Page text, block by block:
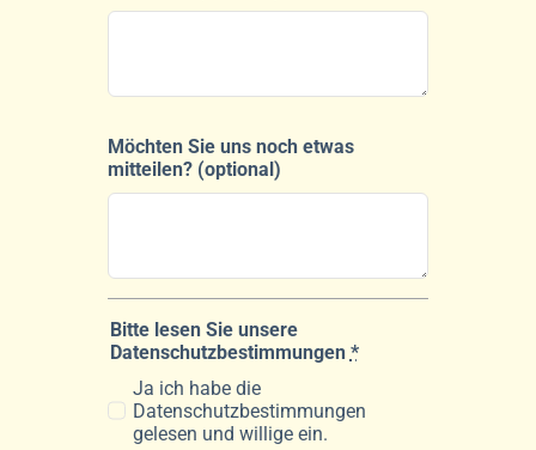
Möchten Sie uns noch etwas
mitteilen? (optional)
Bitte lesen Sie unsere
Datenschutzbestimmungen *
Ja ich habe die
Datenschutzbestimmungen
gelesen und willige ein.